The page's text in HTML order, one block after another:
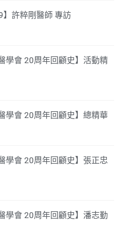
】許粹剛醫師 專訪
學會 20周年回顧史】活動精
學會 20周年回顧史】總精華
學會 20周年回顧史】張正忠
學會 20周年回顧史】潘志勤